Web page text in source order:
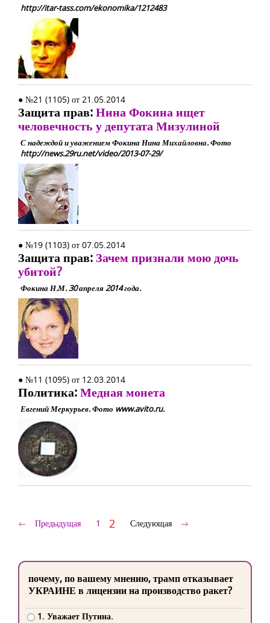
http://itar-tass.com/ekonomika/1212483
● №21 (1105) от 21.05.2014
Защита прав:Нина Фокина ищет
человечность у депутата Мизулиной
С надеждой и уважением Фокина Нина Михайловна. Фото
http://news.29ru.net/video/2013-07-29/
● №19 (1103) от 07.05.2014
Защита прав: Зачем признали мою дочь
убитой?
Фокина Н.М. 30 апреля 2014 года.
● №11 (1095) от 12.03.2014
Политика:Медная монета
Евгений Меркурьев. Фото www.avito.ru.
Предыдущая 1 2 Следующая
почему, по вашему мнению, трамп отказывает
УКРАИНЕ в лицензии на производство ракет?
1. Уважает Путина.